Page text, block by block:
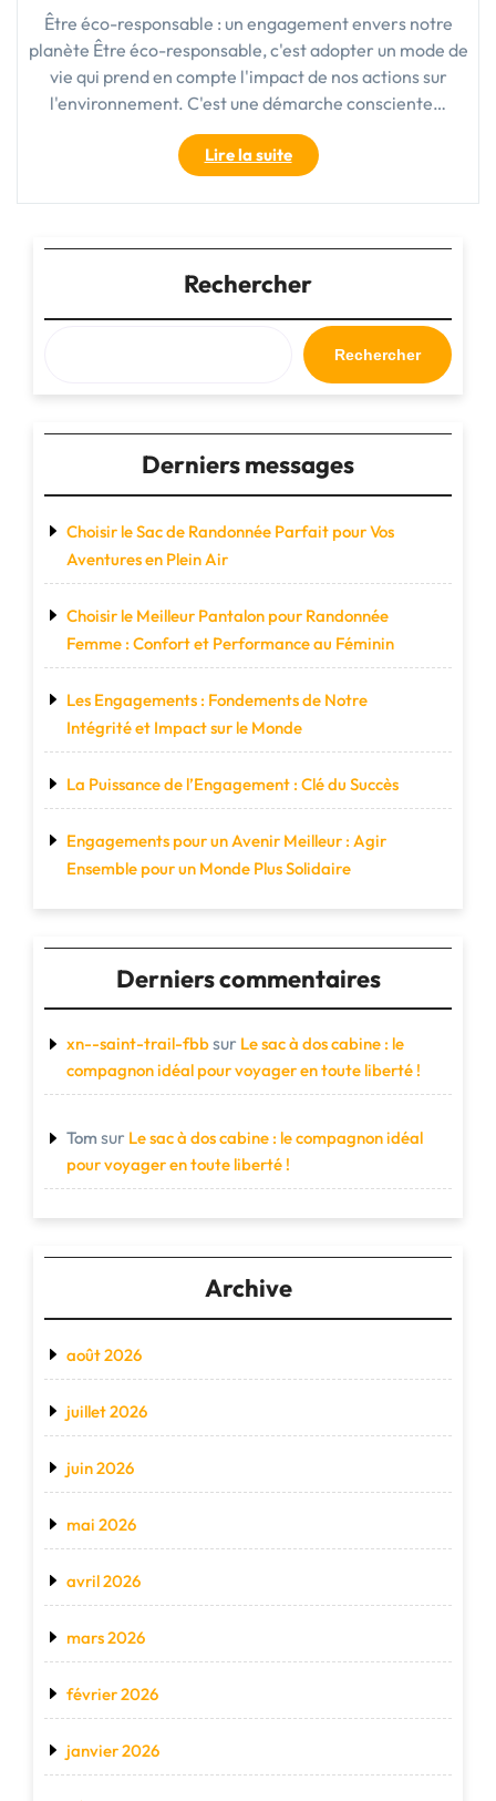
Être éco-responsable : un engagement envers notre
planète Être éco-responsable, c'est adopter un mode de
vie qui prend en compte l'impact de nos actions sur
l'environnement. C'est une démarche consciente…
Lire la suite"Vivre
éco-
responsable
Engageons-
nous
pour
un
avenir
durable"
Rechercher
Rechercher
Derniers messages
Choisir le Sac de Randonnée Parfait pour Vos
Aventures en Plein Air
Choisir le Meilleur Pantalon pour Randonnée
Femme : Confort et Performance au Féminin
Les Engagements : Fondements de Notre
Intégrité et Impact sur le Monde
La Puissance de l’Engagement : Clé du Succès
Engagements pour un Avenir Meilleur : Agir
Ensemble pour un Monde Plus Solidaire
Derniers commentaires
xn--saint-trail-fbbsur Le sac à dos cabine : le
compagnon idéal pour voyager en toute liberté !
Tom sur Le sac à dos cabine : le compagnon idéal
pour voyager en toute liberté !
Archive
août 2026
juillet 2026
juin 2026
mai 2026
avril 2026
mars 2026
février 2026
janvier 2026